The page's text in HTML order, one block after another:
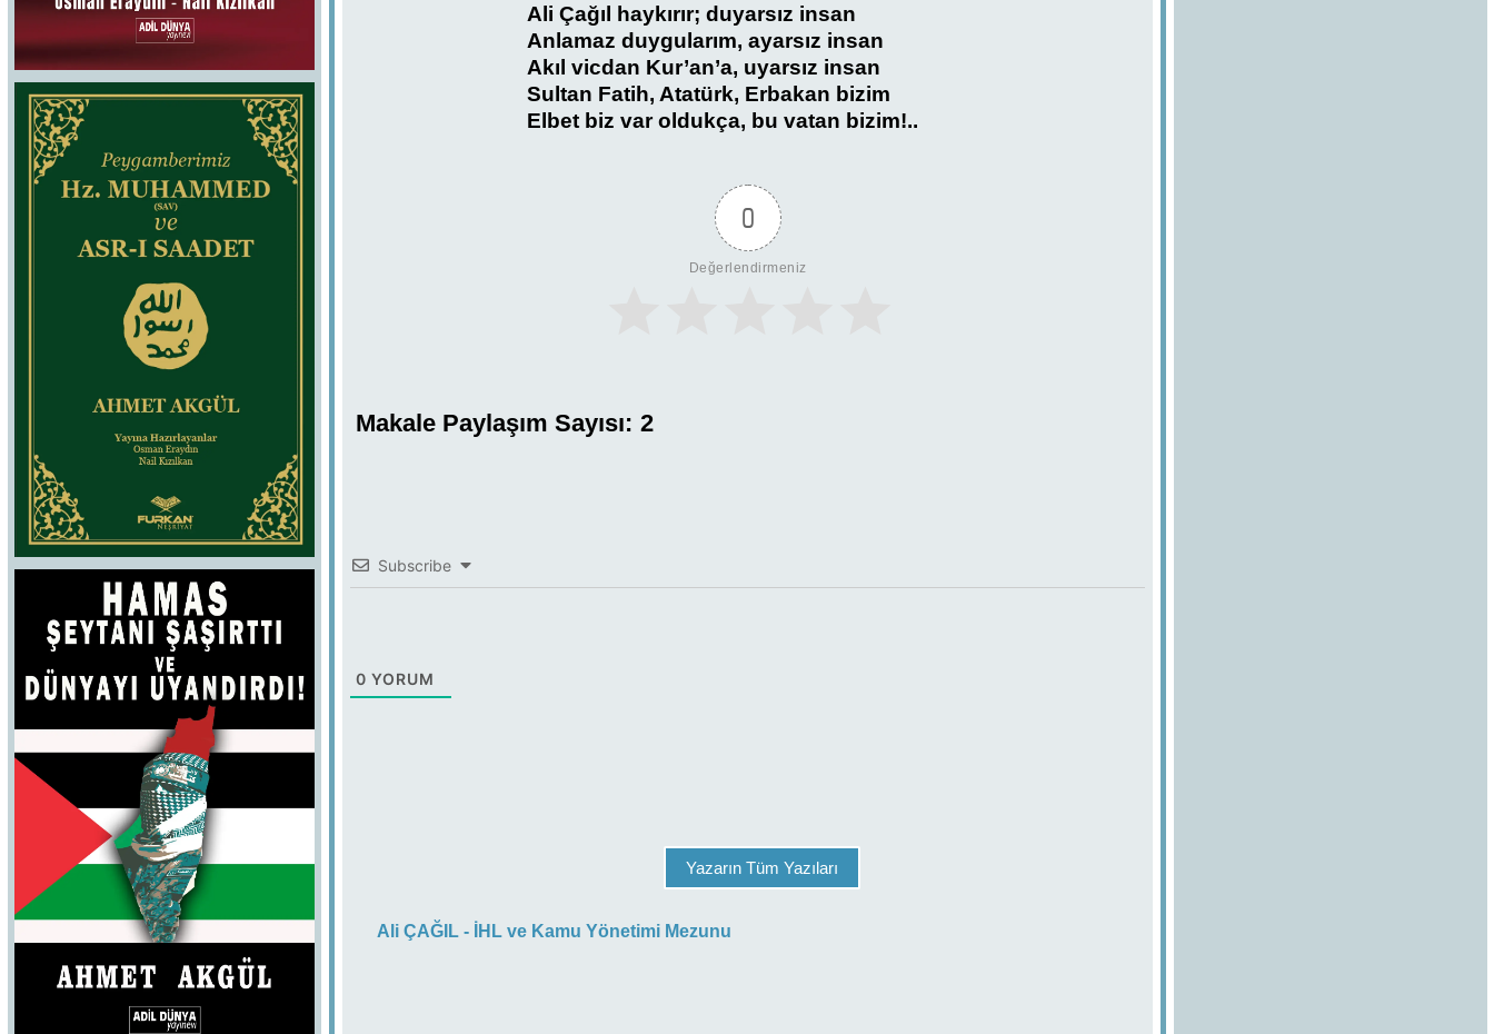
Ali Çağıl haykırır; duyarsız insan
Anlamaz duygularım, ayarsız insan
Akıl vicdan Kur’an’a, uyarsız insan
Sultan Fatih, Atatürk, Erbakan bizim
Elbet biz var oldukça, bu vatan bizim!..
0
Değerlendirmeniz
Makale Paylaşım Sayısı: 2
Subscribe
0 YORUM
Yazarın Tüm Yazıları
Ali ÇAĞIL - İHL ve Kamu Yönetimi Mezunu